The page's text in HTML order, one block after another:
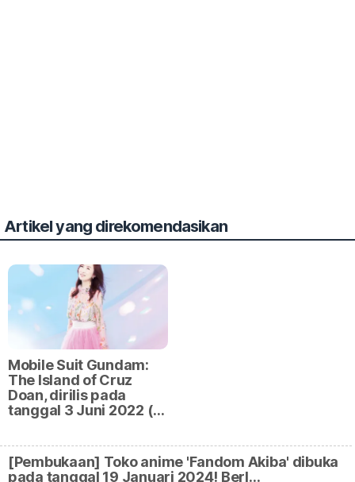
Artikel yang direkomendasikan
Mobile Suit Gundam:
The Island of Cruz
Doan, dirilis pada
tanggal 3 Juni 2022 (…
[Pembukaan] Toko anime 'Fandom Akiba' dibuka
pada tanggal 19 Januari 2024! Berl…